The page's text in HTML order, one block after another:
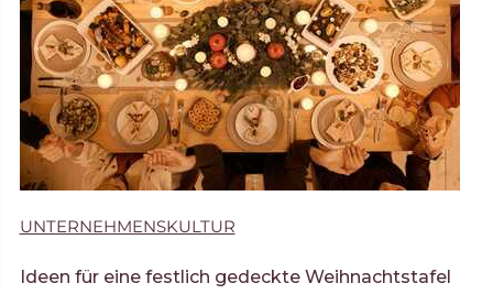
UNTERNEHMENSKULTUR
Ideen für eine festlich gedeckte Weihnachtstafel